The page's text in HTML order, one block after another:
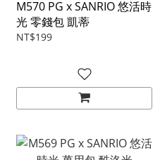
M570 PG x SANRIO 悠活時
光 零錢包 凱蒂
NT$199